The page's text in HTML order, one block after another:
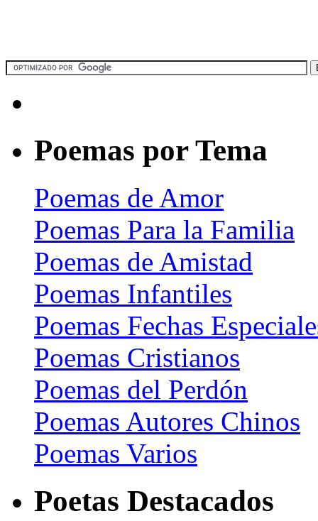
Poemas por Tema
Poemas de Amor
Poemas Para la Familia
Poemas de Amistad
Poemas Infantiles
Poemas Fechas
Poemas Cristianos
Poemas del Perdón
Poemas Autores Chinos
Poemas Varios
Poetas Destacados